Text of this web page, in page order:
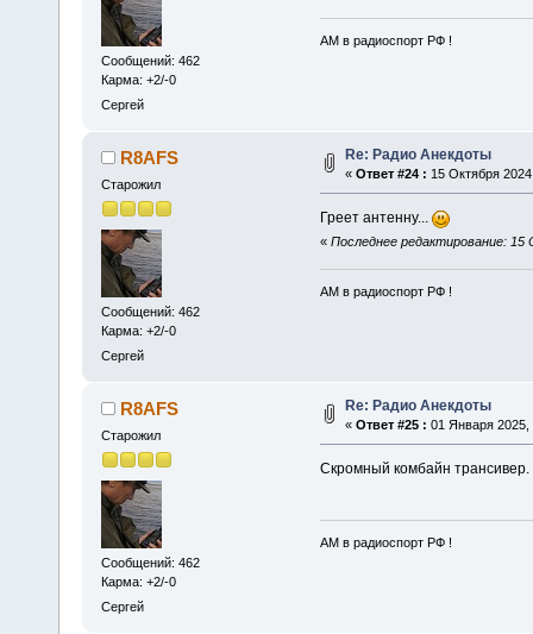
Сообщений: 462
Карма: +2/-0
Сергей
АМ в радиоспорт РФ !
R8AFS
Старожил
Сообщений: 462
Карма: +2/-0
Сергей
Re: Радио Анекдоты
« Ответ #24 : 15 Октября
Греет антенну...
« Последнее редактирование:
АМ в радиоспорт РФ !
R8AFS
Старожил
Сообщений: 462
Карма: +2/-0
Сергей
Re: Радио Анекдоты
« Ответ #25 : 01 Января 2025,
Скромный комбайн трансивер.
АМ в радиоспорт РФ !